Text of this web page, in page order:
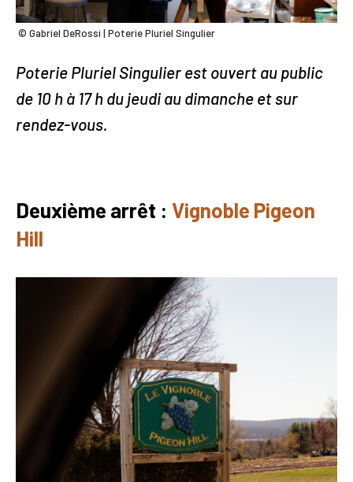
© Gabriel DeRossi | Poterie Pluriel Singulier
Poterie Pluriel Singulier est ouvert au public
de 10 h à 17 h du jeudi au dimanche et sur
rendez-vous.
Deuxième arrêt : Vignoble Pigeon
Hill